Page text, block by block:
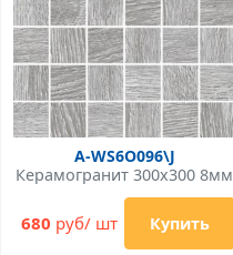
A-WS6O096\J
Керамогранит 300x300 8мм
680 руб/ шт Купить